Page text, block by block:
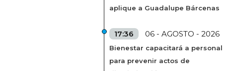
aplique a Guadalupe Bárcenas
17:36 06 - AGOSTO - 2026
Bienestar capacitará a personal
para prevenir actos de